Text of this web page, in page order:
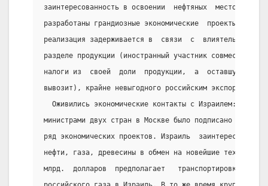
заинтересованность в освоении  нефтяных
разработаны грандиозные экономические  проекты
реализация задерживается в  связи  с  влиятельным
разделе продукции (иностранный участник совместного
налоги из  своей  доли  продукции,  а  оставшуюся  ее
вывозит), крайне невыгодного российским экспортерам
Оживились экономические контакты с Израилем: в
министрами двух стран в Москве было подписано
ряд экономических проектов. Израиль  заинтересован
нефти, газа, древесины в обмен на новейшие
млрд.  долларов  предполагает   транспортировку